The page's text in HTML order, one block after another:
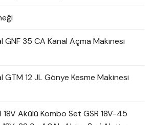
GNF 35 CA Kanal Açma Makinesi
12 JL Gönye Kesme Makinesi
Akülü Kombo Set GSR 18V-45